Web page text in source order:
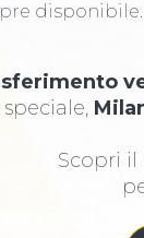
disponibile.
Scopri il